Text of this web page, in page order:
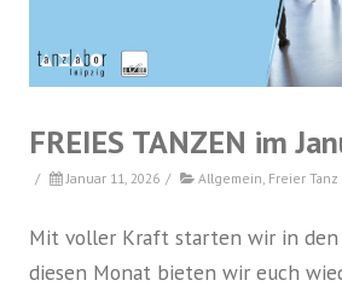
FREIES TANZEN im
/ Januar 11, 2026 / Allgemein, Freier Tanz
Mit voller Kraft starten wir in den
diesen Monat bieten wir euch